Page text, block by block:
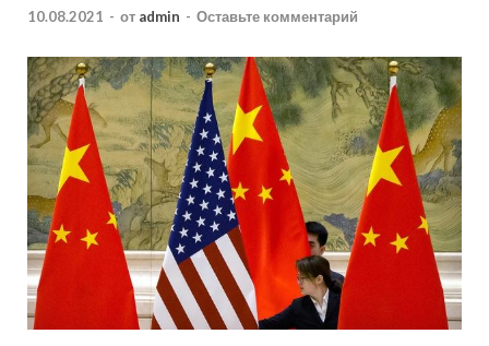
10.08.2021 - от admin - Оставьте комментарий